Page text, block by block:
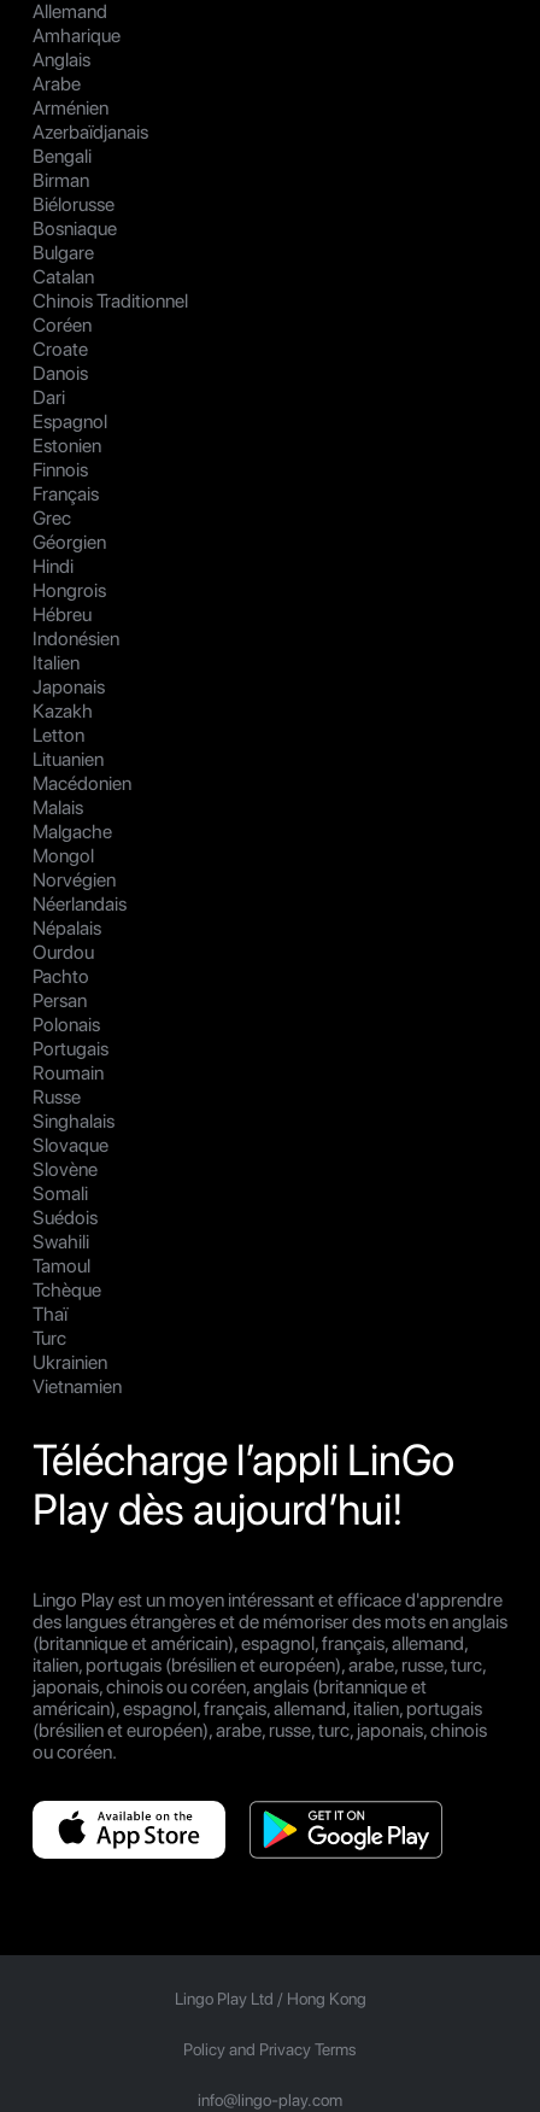
Allemand
Amharique
Anglais
Arabe
Arménien
Azerbaïdjanais
Bengali
Birman
Biélorusse
Bosniaque
Bulgare
Catalan
Chinois Traditionnel
Coréen
Croate
Danois
Dari
Espagnol
Estonien
Finnois
Français
Grec
Géorgien
Hindi
Hongrois
Hébreu
Indonésien
Italien
Japonais
Kazakh
Letton
Lituanien
Macédonien
Malais
Malgache
Mongol
Norvégien
Néerlandais
Népalais
Ourdou
Pachto
Persan
Polonais
Portugais
Roumain
Russe
Singhalais
Slovaque
Slovène
Somali
Suédois
Swahili
Tamoul
Tchèque
Thaï
Turc
Ukrainien
Vietnamien
Télécharge l’appli LinGo
Play dès aujourd’hui!
Lingo Play est un moyen intéressant et efficace d'apprendre
des langues étrangères et de mémoriser des mots en anglais
(britannique et américain), espagnol, français, allemand,
italien, portugais (brésilien et européen), arabe, russe, turc,
japonais, chinois ou coréen, anglais (britannique et
américain), espagnol, français, allemand, italien, portugais
(brésilien et européen), arabe, russe, turc, japonais, chinois
ou coréen.
Lingo Play Ltd / Hong Kong
Policy and Privacy Terms
info@lingo-play.com